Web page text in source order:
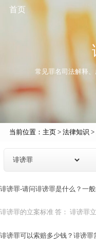
首页
常见罪名司法解释
当前位置： 主页> 法律知识 >
诽谤罪-请问诽谤罪是什么？一
诽谤罪的立案标准 答： 诽谤罪
诽谤罪可以索赔多少钱？诽谤罪